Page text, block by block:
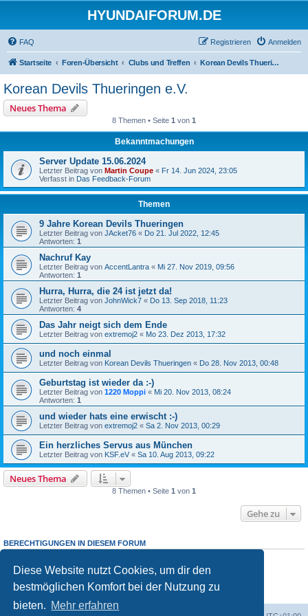
Diese Website nutzt Cookies, um dir den
bestmöglichen Komfort bei der Nutzung zu
bieten. Mehr erfahren
HYUNDAIFORUM.DE
FAQ Anmelden
Registrieren
Startseite Foren-Übersicht Clubs und Treffen Korean Devils Thueringen e.V.
Korean Devils Thueringen e.V.
Neues Thema
8 Themen • Seite 1 von 1
Bekanntmachungen
Server Update 15.06.2024
Letzter Beitrag von Martin Coupe « Fr 14. Jun 2024, 23:05
Verfasst in Das Feedback-Forum
Themen
9 Jahre Korean Devils Thueringen
Letzter Beitrag von JAcket76 « Do 21. Jul 2022, 12:45
Antworten: 1
Nachruf Kay
Letzter Beitrag von AccentLantra « Mi 27. Nov 2019, 09:56
Antworten: 1
Hurra, Hurra, die 24 ist jetzt da!
Letzter Beitrag von JohnWick7 « Do 13. Sep 2018, 11:23
Antworten: 4
Das Jahr neigt sich dem Ende
Letzter Beitrag von extremoj2 « Mo 23. Dez 2013, 17:32
und noch einmal
Letzter Beitrag von Korean Devils Thueringen « Do 28. Nov 2013, 00:48
Geburtstag ist wieder da :-)
Letzter Beitrag von 1220 Moppi « Mi 20. Nov 2013, 08:24
Antworten: 1
und wieder hats eine erwischt :-)
Letzter Beitrag von extremoj2 « Sa 2. Nov 2013, 00:29
Ein herzliches Servus aus München
Letzter Beitrag von KSF.eV « Sa 10. Aug 2013, 09:22
Neues Thema
8 Themen • Seite 1 von 1
Gehe zu
BERECHTIGUNGEN IN DIESEM FORUM
Du darfst
keine Antworten zu Themen in diesem Forum erstellen.
Du darfst deine Beiträge in diesem Forumnichtändern.
Du darfst deine Beiträge in diesem Forum nicht löschen.
keine